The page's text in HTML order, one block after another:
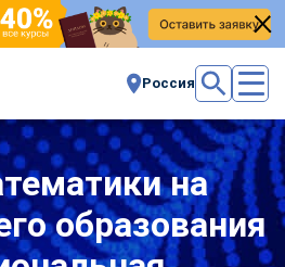
Россия
на
образования